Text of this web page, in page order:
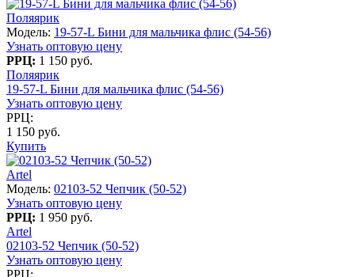
Поляярик
Модель: 19-57-L Бини для мальчика флис (54-56)
Узнать оптовую цену
РРЦ: 1 150 руб.
Поляярик
19-57-L Бини для мальчика флис (54-56)
Узнать оптовую цену
РРЦ:
1 150 руб.
Купить
Artel
Модель: 02103-52 Чепчик (50-52)
Узнать оптовую цену
РРЦ: 1 950 руб.
Artel
02103-52 Чепчик (50-52)
Узнать оптовую цену
РРЦ: